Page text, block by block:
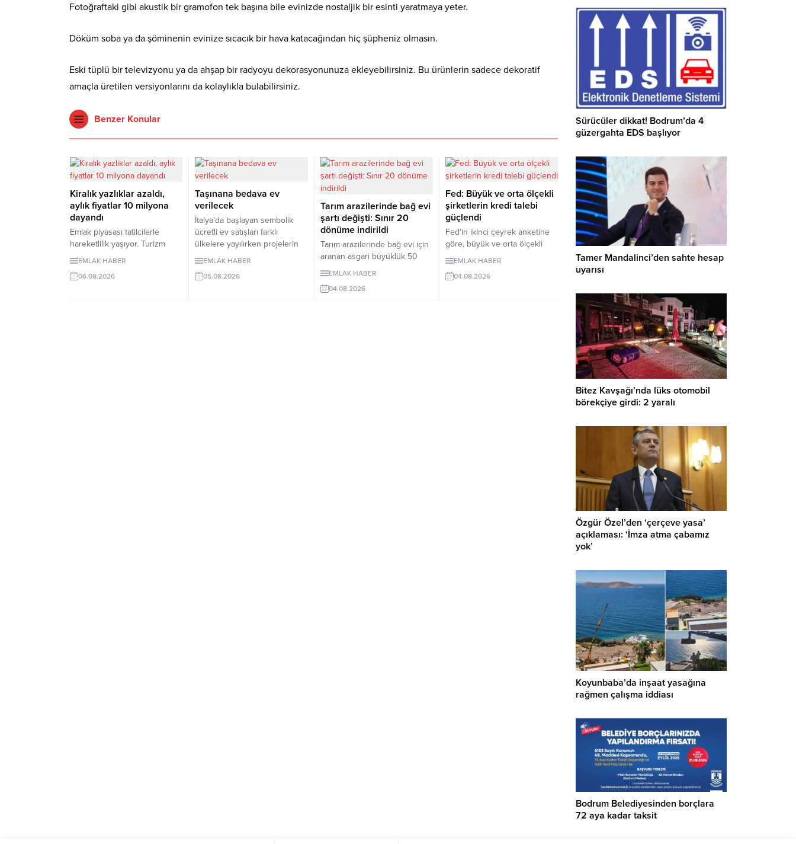
Fotoğraftaki gibi akustik bir gramofon tek başına bile evinizde nostaljik bir esinti yaratmaya yeter.
Döküm soba ya da şöminenin evinize sıcacık bir hava katacağından hiç şüpheniz olmasın.
Eski tüplü bir televizyonu ya da ahşap bir radyoyu dekorasyonunuza ekleyebilirsiniz. Bu ürünlerin sadece dekoratif
amaçla üretilen versiyonlarını da kolaylıkla bulabilirsiniz.
Benzer Konular
Kiralık yazlıklar azaldı,
aylık fiyatlar 10 milyona
dayandı
Emlak piyasası tatilcilerle
hareketlilik yaşıyor. Turizm
amaçlı kiralamalarda belge
mülk sayısını 7 binin altına
EMLAK HABER
06.08.2026
Taşınana bedava ev
verilecek
İtalya'da başlayan sembolik
ücretli ev satışları farklı
ülkelere yayılırken projelerin
şartları dikkat çekiyor.
önlemeyi amaçlayan
EMLAK HABER
05.08.2026
Tarım arazilerinde bağ evi
şartı değişti: Sınır 20
dönüme indirildi
Tarım arazilerinde bağ evi için
aranan asgari büyüklük 50
dönümden 20 dönüme
bungalovları otomatik olarak
EMLAK HABER
04.08.2026
Fed: Büyük ve orta ölçekli
şirketlerin kredi talebi
güçlendi
Fed'in ikinci çeyrek anketine
göre, büyük ve orta ölçekli
işletmelerden gelen ticari
işletmelere yönelik kredi
EMLAK HABER
04.08.2026
Sürücüler dikkat! Bodrum’da 4
güzergahta EDS başlıyor
Tamer Mandalinci’den sahte hesap
uyarısı
Bitez Kavşağı’nda lüks otomobil
börekçiye girdi: 2 yaralı
Özgür Özel’den ‘çerçeve yasa’
açıklaması: ‘İmza atma çabamız
yok’
Koyunbaba’da inşaat yasağına
rağmen çalışma iddiası
Bodrum Belediyesinden borçlara
72 aya kadar taksit